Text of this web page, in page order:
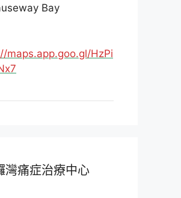
Bay
maps.app.goo.gl/HzPi
灣痛症治療中心